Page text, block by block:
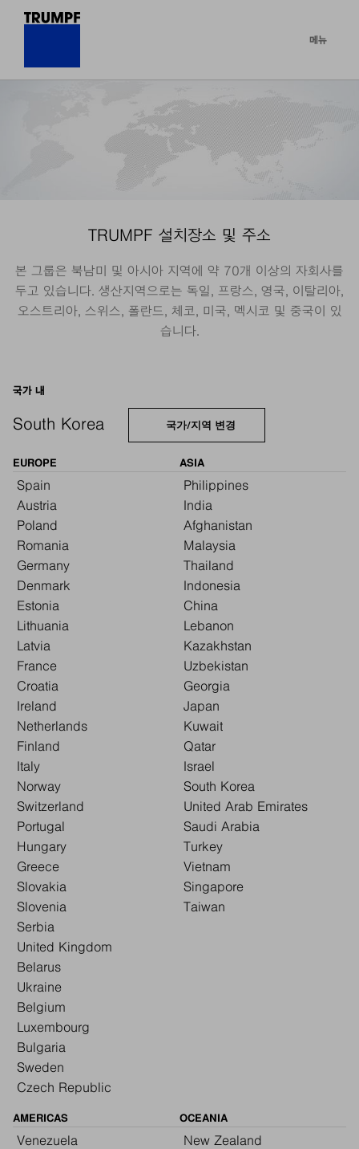
메뉴
TRUMPF 설치장소 및 주소
본 그룹은 북남미 및 아시아 지역에 약 70개 이상의 자회사를
두고 있습니다. 생산지역으로는 독일, 프랑스, 영국, 이탈리아,
오스트리아, 스위스, 폴란드, 체코, 미국, 멕시코 및 중국이 있
습니다.
국가 내
South Korea 국가/지역 변경
EUROPE
Spain
Austria
Poland
Romania
Germany
Denmark
Estonia
Lithuania
Latvia
France
Croatia
Ireland
Netherlands
Finland
Italy
Norway
Switzerland
Portugal
Hungary
Greece
Slovakia
Slovenia
Serbia
United Kingdom
Belarus
Ukraine
Belgium
Luxembourg
Bulgaria
Sweden
Czech Republic
ASIA
Philippines
India
Afghanistan
Malaysia
Thailand
Indonesia
China
Lebanon
Kazakhstan
Uzbekistan
Georgia
Japan
Kuwait
Qatar
Israel
South Korea
United Arab Emirates
Saudi Arabia
Turkey
Vietnam
Singapore
Taiwan
AMERICAS
Venezuela
OCEANIA
New Zealand